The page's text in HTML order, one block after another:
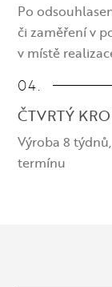
Po
či zaměření v
v místě
04.
ČTVRTÝ
Výroba 8
termínu